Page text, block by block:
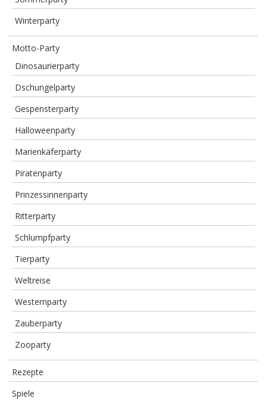
Winterparty
Motto-Party
Dinosaurierparty
Dschungelparty
Gespensterparty
Halloweenparty
Marienkäferparty
Piratenparty
Prinzessinnenparty
Ritterparty
Schlumpfparty
Tierparty
Weltreise
Westernparty
Zauberparty
Zooparty
Rezepte
Spiele